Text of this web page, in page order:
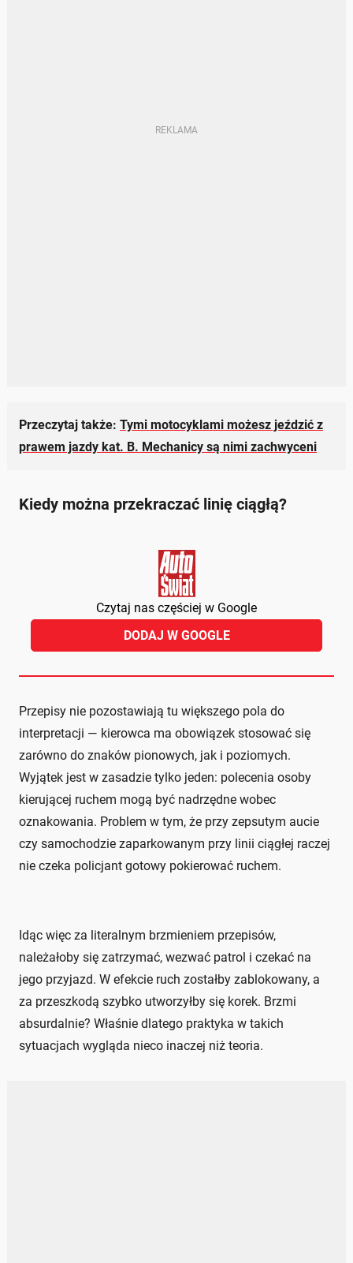
Przeczytaj także: Tymi motocyklami możesz jeździć z
prawem jazdy kat. B. Mechanicy są nimi zachwyceni
Kiedy można przekraczać linię ciągłą?
Czytaj nas częściej w Google
DODAJ W GOOGLE
Przepisy nie pozostawiają tu większego pola do
interpretacji — kierowca ma obowiązek stosować się
zarówno do znaków pionowych, jak i poziomych.
Wyjątek jest w zasadzie tylko jeden: polecenia osoby
kierującej ruchem mogą być nadrzędne wobec
oznakowania. Problem w tym, że przy zepsutym aucie
czy samochodzie zaparkowanym przy linii ciągłej raczej
nie czeka policjant gotowy pokierować ruchem.
Idąc więc za literalnym brzmieniem przepisów,
należałoby się zatrzymać, wezwać patrol i czekać na
jego przyjazd. W efekcie ruch zostałby zablokowany, a
za przeszkodą szybko utworzyłby się korek. Brzmi
absurdalnie? Właśnie dlatego praktyka w takich
sytuacjach wygląda nieco inaczej niż teoria.